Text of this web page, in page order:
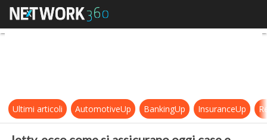
Jetty, ecco come si assicurano
Ultimi articoli AutomotiveUp BankingUp InsuranceUp